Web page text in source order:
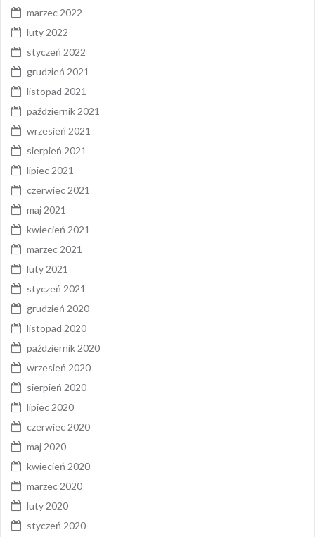
marzec 2022
luty 2022
styczeń 2022
grudzień 2021
listopad 2021
październik 2021
wrzesień 2021
sierpień 2021
lipiec 2021
czerwiec 2021
maj 2021
kwiecień 2021
marzec 2021
luty 2021
styczeń 2021
grudzień 2020
listopad 2020
październik 2020
wrzesień 2020
sierpień 2020
lipiec 2020
czerwiec 2020
maj 2020
kwiecień 2020
marzec 2020
luty 2020
styczeń 2020